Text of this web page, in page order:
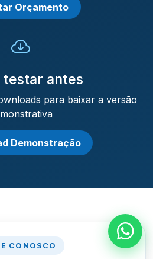
Orçamento
testar antes
para baixar a versão
Demonstração
CONOSCO